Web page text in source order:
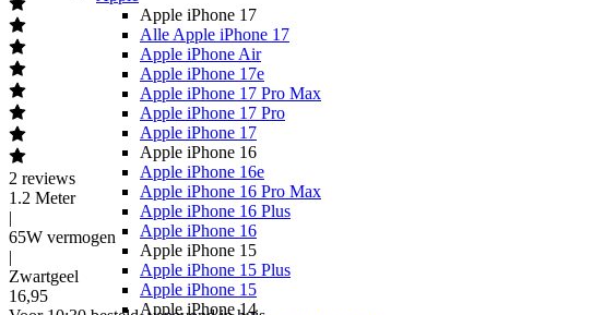
Apple iPhone 17
Alle Apple iPhone 17
Apple iPhone Air
Apple iPhone 17e
Apple iPhone 17 Pro Max
Apple iPhone 17 Pro
Apple iPhone 17
Apple iPhone 16
Apple iPhone 16e
Apple iPhone 16 Pro Max
Apple iPhone 16 Plus
Apple iPhone 16
Apple iPhone 15
Apple iPhone 15 Plus
Apple iPhone 15
Apple iPhone 14
2 reviews
1.2 Meter
|
65W vermogen
|
Zwartgeel
16,95